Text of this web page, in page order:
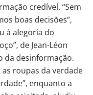
credível. “Sem
boas decisões”,
à alegoria do
de Jean-Léon
da desinformação.
roupas da verdade
enquanto a